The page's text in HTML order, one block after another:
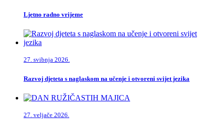
Ljetno radno vrijeme
27. svibnja 2026.
Razvoj djeteta s naglaskom na učenje i otvoreni svijet jezika
27. veljače 2026.